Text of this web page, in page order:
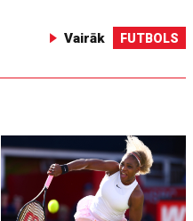
Vairāk FUTBOLS